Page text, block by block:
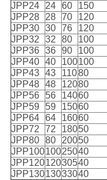
JPP24 24 60 150
JPP28 28 70 120
JPP30 30 76 120
JPP32
32 80 100
JPP36 36 90 100
JPP40 40 100100
JPP43 43 11080
JPP48 48 12080
JPP56
56 14060
JPP59
59 15060
JPP64 64 16060
JPP72
72 18050
JPP80 80 20050
JPP10010025040
JPP12012030540
JPP13013033040